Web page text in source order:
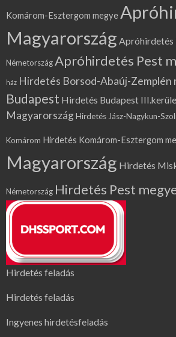
Komárom-Esztergom megye
Magyarország
NémetországApróhirdetés Pest
ház Hirdetés Borsod-Abaúj-Zemplén
Budapest Hirdetés Budapest
MagyarországHirdetés Jász-Nagykun-
Komárom Hirdetés Komárom-Esztergom
Magyarország Hirdetés
Németország Hirdetés Pest
Hirdetés feladás
Hirdetés feladás
Ingyenes hirdetésfeladás